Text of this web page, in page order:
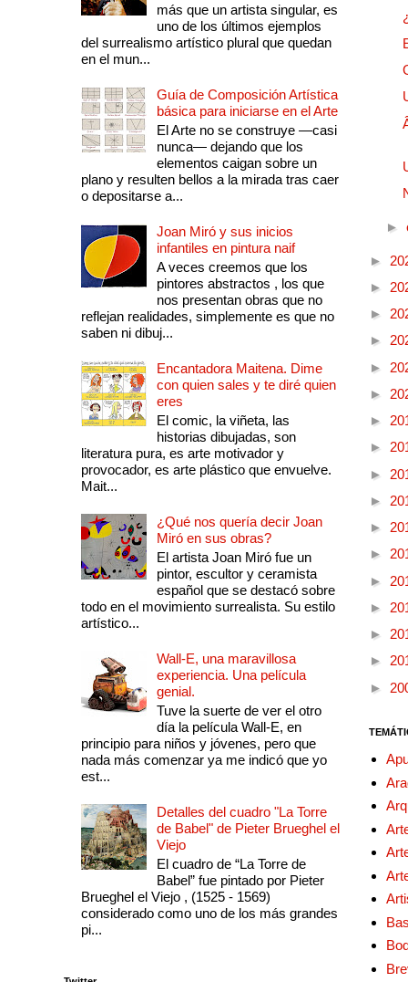
más que un artista singular, es
uno de los últimos ejemplos
del surrealismo artístico plural que quedan
en el mun...
Guía de Composición Artística
básica para iniciarse en el Arte
El Arte no se construye —casi
nunca— dejando que los
elementos caigan sobre un
plano y resulten bellos a la mirada tras caer
o depositarse a...
Joan Miró y sus inicios
infantiles en pintura naif
A veces creemos que los
pintores abstractos , los que
nos presentan obras que no
reflejan realidades, simplemente es que no
saben ni dibuj...
Encantadora Maitena. Dime
con quien sales y te diré quien
eres
El comic, la viñeta, las
historias dibujadas, son
literatura pura, es arte motivador y
provocador, es arte plástico que envuelve.
Mait...
¿Qué nos quería decir Joan
Miró en sus obras?
El artista Joan Miró fue un
pintor, escultor y ceramista
español que se destacó sobre
todo en el movimiento surrealista. Su estilo
artístico...
Wall-E, una maravillosa
experiencia. Una película
genial.
Tuve la suerte de ver el otro
día la película Wall-E, en
principio para niños y jóvenes, pero que
nada más comenzar ya me indicó que yo
est...
Detalles del cuadro "La Torre
de Babel" de Pieter Brueghel el
Viejo
El cuadro de “La Torre de
Babel” fue pintado por Pieter
Brueghel el Viejo , (1525 - 1569)
considerado como uno de los más grandes
pi...
►
►
►
►
►
►
►
►
►
►
►
►
►
►
►
►
►
►